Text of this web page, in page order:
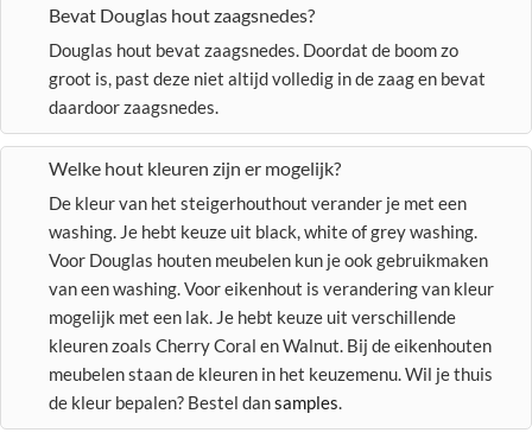
Bevat Douglas hout zaagsnedes?
Douglas hout bevat zaagsnedes. Doordat de boom zo
groot is, past deze niet altijd volledig in de zaag en bevat
daardoor zaagsnedes.
Welke hout kleuren zijn er mogelijk?
De kleur van het steigerhouthout verander je met een
washing. Je hebt keuze uit black, white of grey washing.
Voor Douglas houten meubelen kun je ook gebruikmaken
van een washing. Voor eikenhout is verandering van kleur
mogelijk met een lak. Je hebt keuze uit verschillende
kleuren zoals Cherry Coral en Walnut. Bij de eikenhouten
meubelen staan de kleuren in het keuzemenu. Wil je thuis
de kleur bepalen? Bestel dansamples.